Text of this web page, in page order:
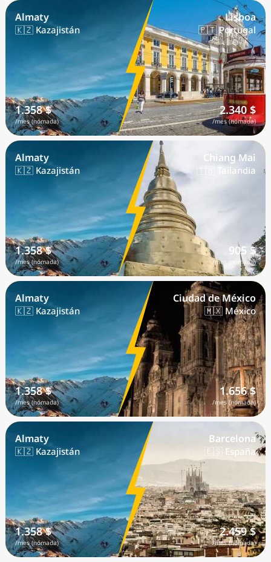
Almaty
🇰🇿 Kazajistán
1.358 $
/mes (nómada)
Lisboa
🇵🇹 Portugal
2.340 $
/mes (nómada)
Almaty
🇰🇿 Kazajistán
1.358 $
/mes (nómada)
Chiang Mai
🇹🇭 Tailandia
905 $
/mes (nómada)
Almaty
🇰🇿 Kazajistán
1.358 $
/mes (nómada)
Ciudad de México
🇲🇽 México
1.656 $
/mes (nómada)
Almaty
🇰🇿 Kazajistán
1.358 $
/mes (nómada)
Barcelona
🇪🇸 España
2.459 $
/mes (nómada)